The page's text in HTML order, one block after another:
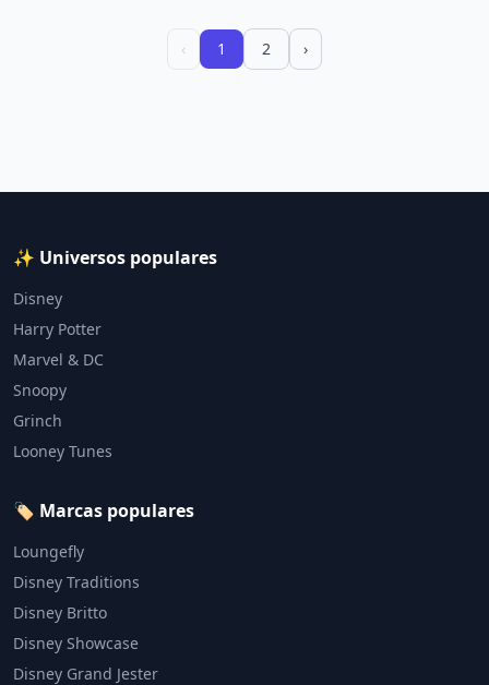
‹ 1 2 ›
✨ Universos populares
Disney
Harry Potter
Marvel & DC
Snoopy
Grinch
Looney Tunes
🏷️ Marcas populares
Loungefly
Disney Traditions
Disney Britto
Disney Showcase
Disney Grand Jester